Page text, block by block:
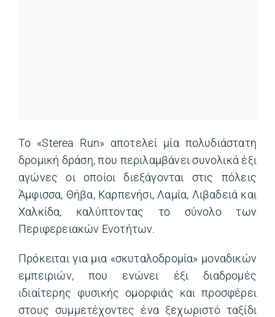
Το «Sterea Run» αποτελεί μία πολυδιάστατη
δρομική δράση, που περιλαμβάνει συνολικά έξι
αγώνες οι οποίοι διεξάγονται στις πόλεις
Άμφισσα, Θήβα, Καρπενήσι, Λαμία, Λιβαδειά και
Χαλκίδα, καλύπτοντας το σύνολο των
Περιφερειακών Ενοτήτων.
Πρόκειται για μια «σκυταλοδρομία» μοναδικών
εμπειριών, που ενώνει έξι διαδρομές
ιδιαίτερης φυσικής ομορφιάς και προσφέρει
στους συμμετέχοντες ένα ξεχωριστό ταξίδι